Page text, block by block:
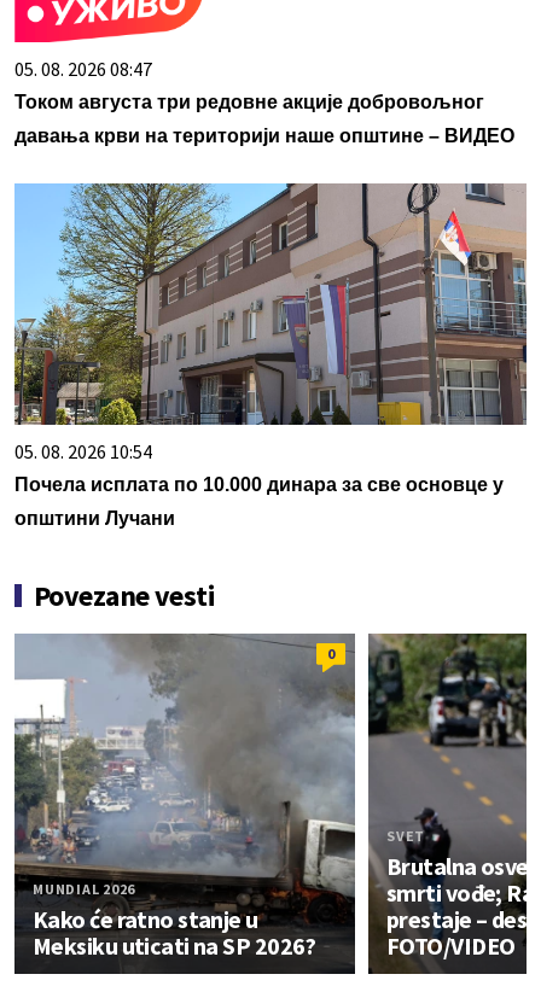
05. 08. 2026 08:47
Током августа три редовне акције добровољног
давања крви на територији наше општине – ВИДЕО
05. 08. 2026 10:54
Почела исплата по 10.000 динара за све основце у
општини Лучани
Povezane vesti
0
MUNDIAL 2026
Kako će ratno stanje u
Meksiku uticati na SP 2026?
SVET
Brutalna
smrti vođe;
prestaje –
FOTO/VIDEO